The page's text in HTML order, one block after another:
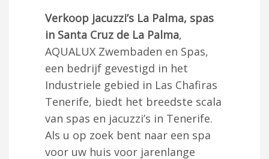
Verkoop jacuzzi’s La Palma, spas
in Santa Cruz de La Palma,
AQUALUX Zwembaden en Spas,
een bedrijf gevestigd in het
Industriele gebied in Las Chafiras
Tenerife, biedt het breedste scala
van spas en jacuzzi’s in Tenerife.
Als u op zoek bent naar een spa
voor uw huis voor jarenlange